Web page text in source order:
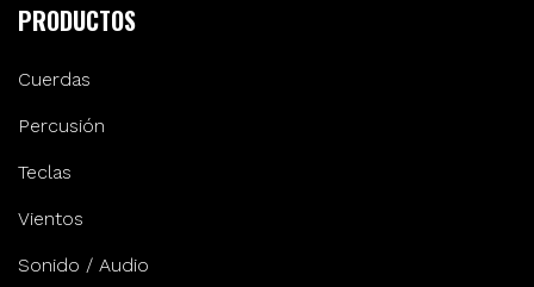
PRODUCTOS
Cuerdas
Percusión
Teclas
Vientos
Sonido / Audio